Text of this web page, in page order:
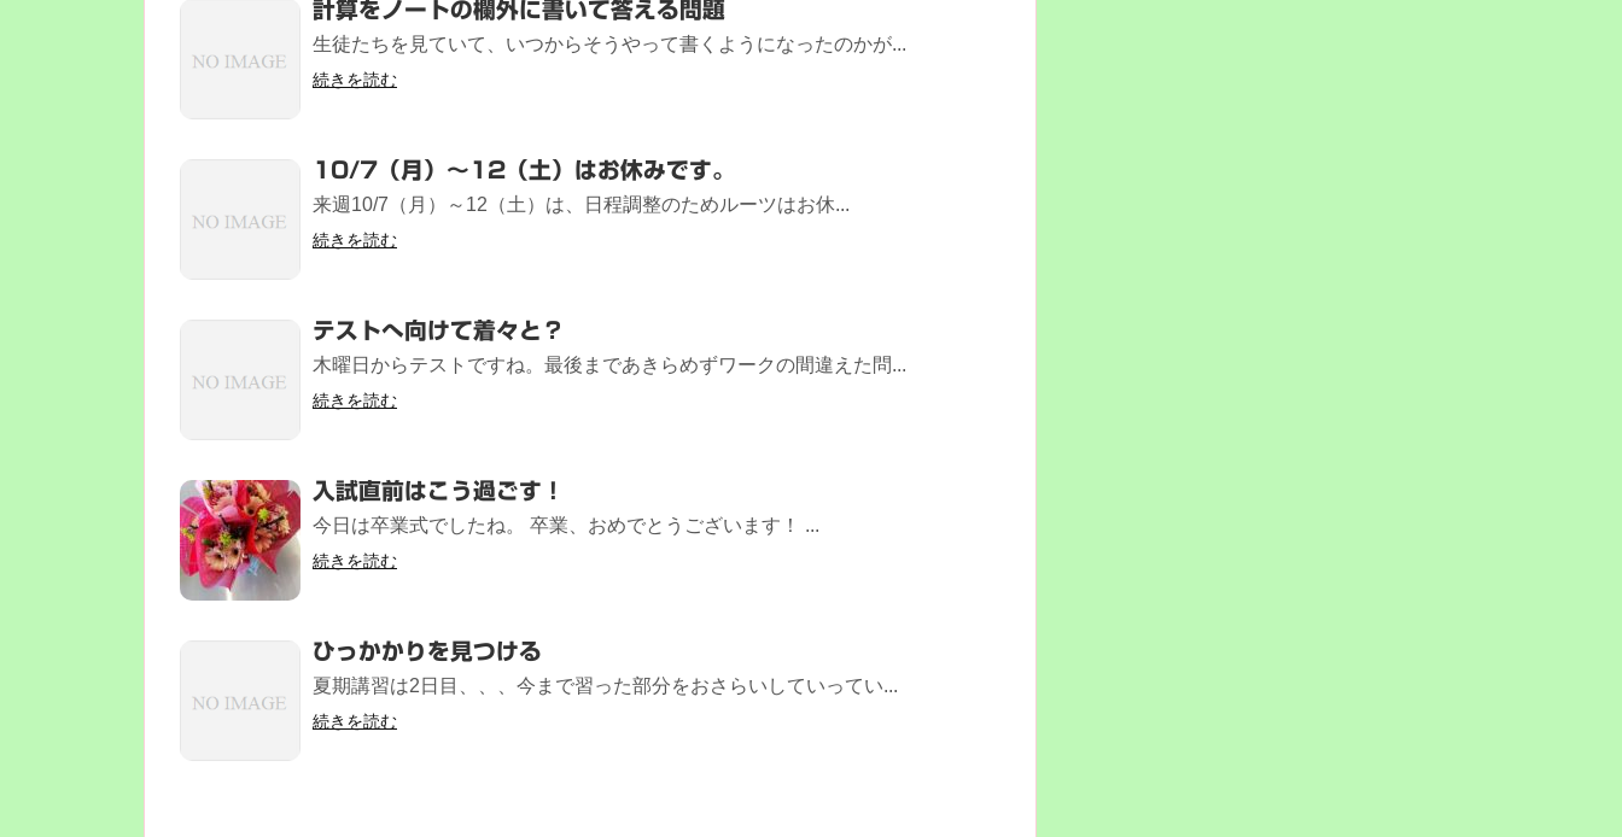
計算をノートの欄外に書いて答える問題
生徒たちを見ていて、いつからそうやって書くようになったのかが...
続きを読む
10/7（月）～12（土）はお休みです。
来週10/7（月）～12（土）は、日程調整のためルーツはお休...
続きを読む
テストへ向けて着々と？
木曜日からテストですね。最後まであきらめずワークの間違えた問...
続きを読む
入試直前はこう過ごす！
今日は卒業式でしたね。 卒業、おめでとうございます！ ...
続きを読む
ひっかかりを見つける
夏期講習は2日目、、、今まで習った部分をおさらいしていってい...
続きを読む